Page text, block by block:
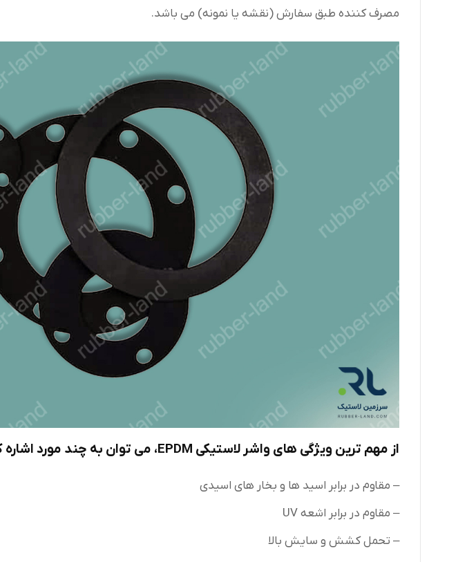
مصرف کننده طبق سفارش (نقشه یا نمونه) می باشد.
از مهم ترین ویژگی های واشر لاستیکی EPDM، می توان به چند مورد اشاره کرد:
– مقاوم در برابر اسید ها و بخار های اسیدی
– مقاوم در برابر اشعه UV
– تحمل کشش و سایش بالا